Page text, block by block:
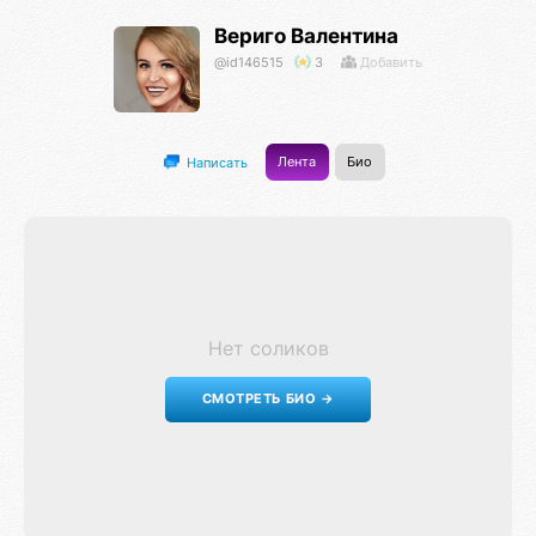
Вериго Валентина
@id146515 3 Добавить
Написать Лента Био
Нет соликов
СМОТРЕТЬ БИО →